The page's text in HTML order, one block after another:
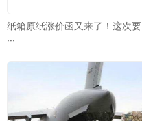
纸箱原纸涨价函又来了！这次要
···